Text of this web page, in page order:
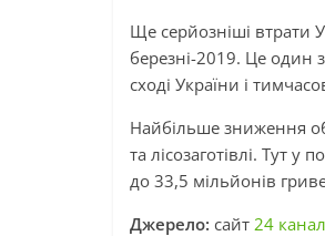
Ще серйозніші втрати
березні-2019. Це один
сході України і
Найбільше зниження
та лісозаготівлі. Тут
до 33,5 мільйонів
Джерело: сайт 24 канал